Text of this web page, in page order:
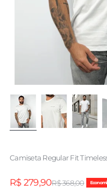
Camiseta Regular Fit
Preço promocional
R$ 279,90Preço normal
R$ 368,00